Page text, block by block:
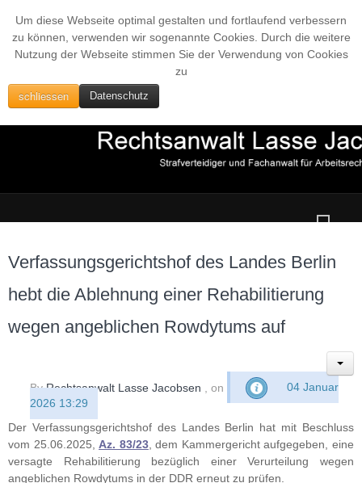
Um diese Webseite optimal gestalten und fortlaufend verbessern
zu können, verwenden wir sogenannte Cookies. Durch die weitere
Nutzung der Webseite stimmen Sie der Verwendung von Cookies
zu
schliessen Datenschutz
Verfassungsgerichtshof des Landes Berlin
hebt die Ablehnung einer Rehabilitierung
wegen angeblichen Rowdytums auf
ByRechtsanwalt Lasse Jacobsen , on
04 Januar
2026 13:29
Der Verfassungsgerichtshof des Landes Berlin hat mit Beschluss
vom 25.06.2025, Az. 83/23, dem Kammergericht aufgegeben, eine
versagte Rehabilitierung bezüglich einer Verurteilung wegen
angeblichen Rowdytums in der DDR erneut zu prüfen.